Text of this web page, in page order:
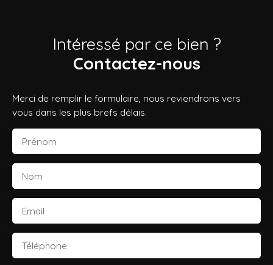
Intéressé par ce bien ?
Contactez-nous
Merci de remplir le formulaire, nous reviendrons vers
vous dans les plus brefs délais.
Prénom
Nom
Email
Téléphone